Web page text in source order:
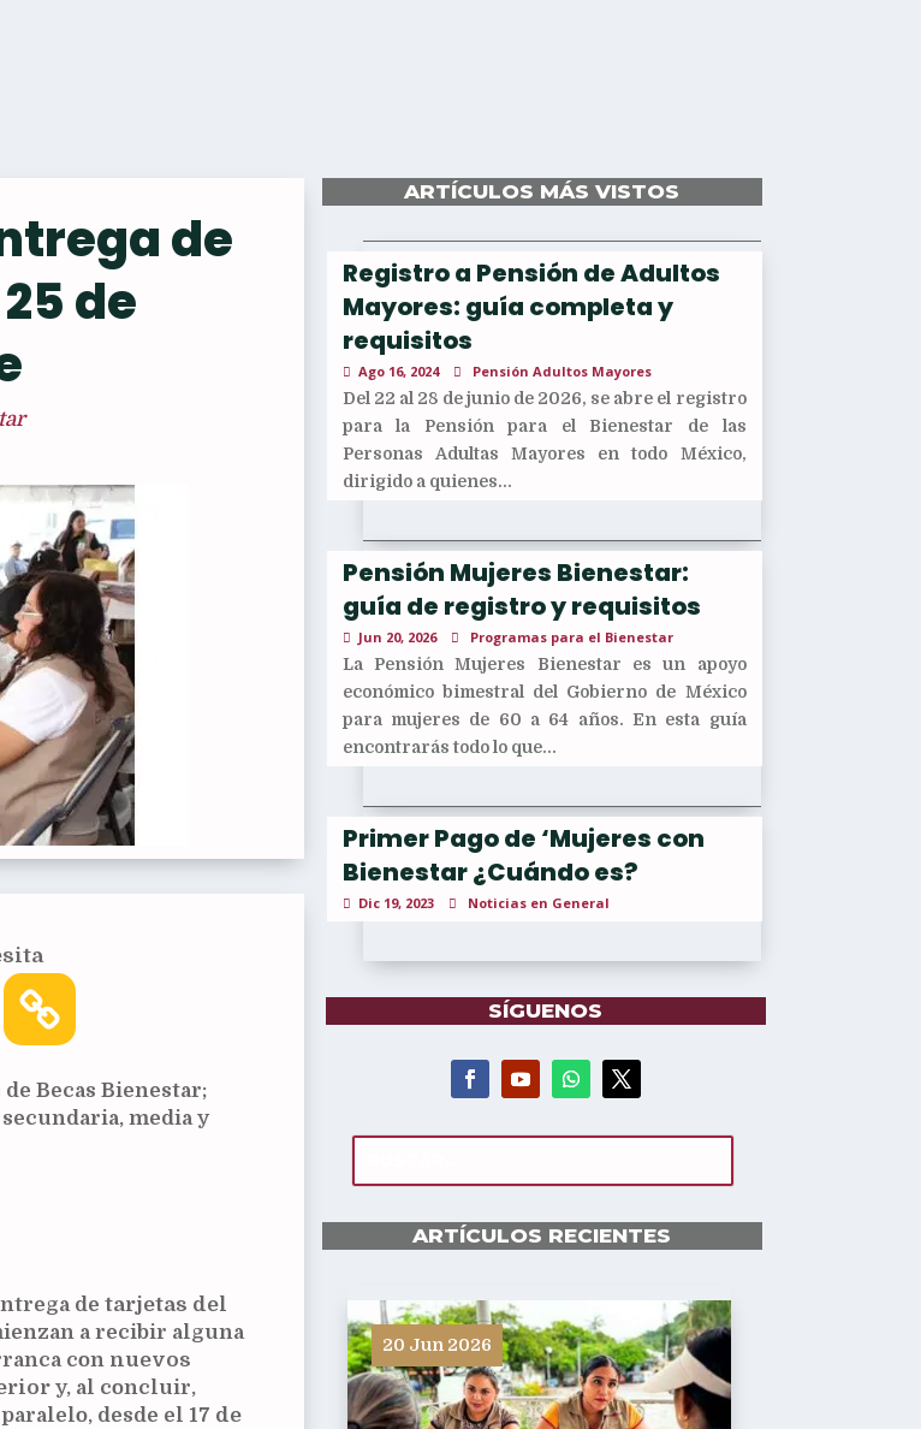
de
de
Becas Bienestar;
media y
detarjetas del
a recibir alguna
con nuevos
y, al concluir,
paralelo, desde el 17 de
ARTÍCULOS MÁS VISTOS
Registro a Pensión de Adultos
Mayores: guía completa y
requisitos
Ago 16, 2024 Pensión Adultos Mayores
Del 22 al 28 de junio de 2026, se abre el registro
para la Pensión para el Bienestar de las
Personas Adultas Mayores en todo México,
dirigido a quienes...
Pensión Mujeres Bienestar:
guía de registro y requisitos
Jun 20, 2026 Programas para el Bienestar
La Pensión Mujeres Bienestar es un apoyo
económico bimestral del Gobierno de México
para mujeres de 60 a 64 años. En esta guía
encontrarás todo lo que...
Primer Pago de ‘Mujeres con
Bienestar ¿Cuándo es?
Dic 19, 2023 Noticias en General
SÍGUENOS
ARTÍCULOS RECIENTES
20 Jun 2026